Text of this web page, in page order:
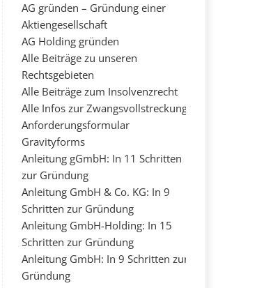
AG gründen – Gründung einer
Aktiengesellschaft
AG Holding gründen
Alle Beiträge zu unseren
Rechtsgebieten
Alle Beiträge zum Insolvenzrecht
Alle Infos zur Zwangsvollstreckung
Anforderungsformular
Gravityforms
Anleitung gGmbH: In 11 Schritten
zur Gründung
Anleitung GmbH & Co. KG: In 9
Schritten zur Gründung
Anleitung GmbH-Holding: In 15
Schritten zur Gründung
Anleitung GmbH: In 9 Schritten zur
Gründung